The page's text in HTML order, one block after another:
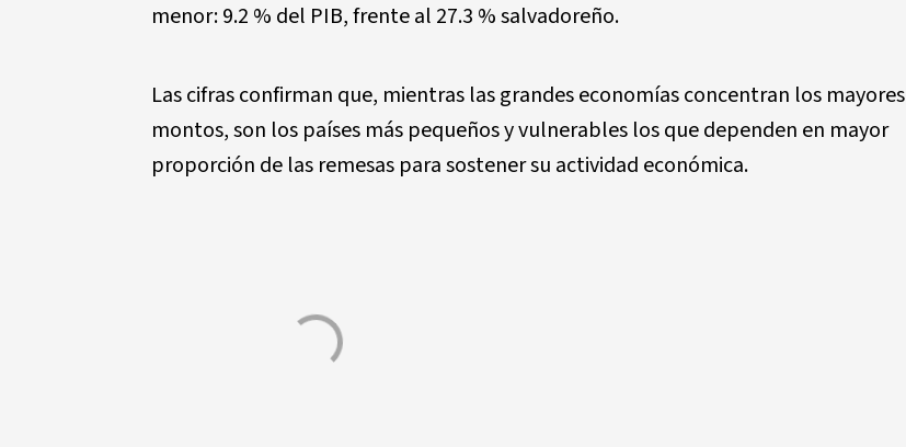
menor: 9.2 % del PIB, frente al 27.3 % salvadoreño.
Las cifras confirman que, mientras las grandes economías concentran los mayores
montos, son los países más pequeños y vulnerables los que dependen en mayor
proporción de las remesas para sostener su actividad económica.